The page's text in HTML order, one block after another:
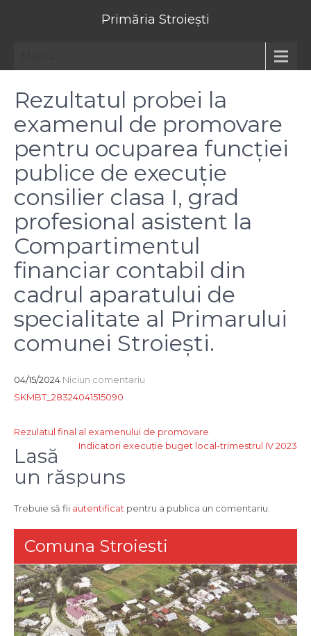
Primăria Stroiești
Rezultatul probei la
examenul de promovare
pentru ocuparea funcției
publice de execuție
consilier clasa I, grad
profesional asistent la
Compartimentul
financiar contabil din
cadrul aparatului de
specialitate al Primarului
comunei Stroiești.
04/15/2024 Niciun comentariu
SKMBT_28324041515090
Navigare
în
articole
Rezulatul final al examenului de promovare
Indicatori execuție buget local-trimestrul IV 2023
Lasă
un răspuns
Trebuie să fii autentificat pentru a publica un comentariu.
Comuna Stroiesti